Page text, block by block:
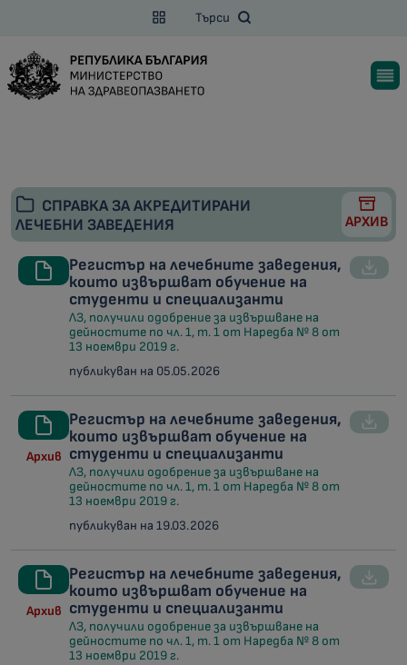
Търси
СПРАВКА ЗА АКРЕДИТИРАНИ
ЛЕЧЕБНИ ЗАВЕДЕНИЯ
АРХИВ
Регистър на лечебните заведения,
които извършват обучение на
студенти и специализанти
ЛЗ, получили одобрение за извършване на
дейностите по чл. 1, т. 1 от Наредба № 8 от
13 ноември 2019 г.
публикуван на 05.05.2026
Архив
Регистър на лечебните заведения,
които извършват обучение на
студенти и специализанти
ЛЗ, получили одобрение за извършване на
дейностите по чл. 1, т. 1 от Наредба № 8 от
13 ноември 2019 г.
публикуван на 19.03.2026
Архив
Регистър на лечебните заведения,
които извършват обучение на
студенти и специализанти
ЛЗ, получили одобрение за извършване на
дейностите по чл. 1, т. 1 от Наредба № 8 от
13 ноември 2019 г.